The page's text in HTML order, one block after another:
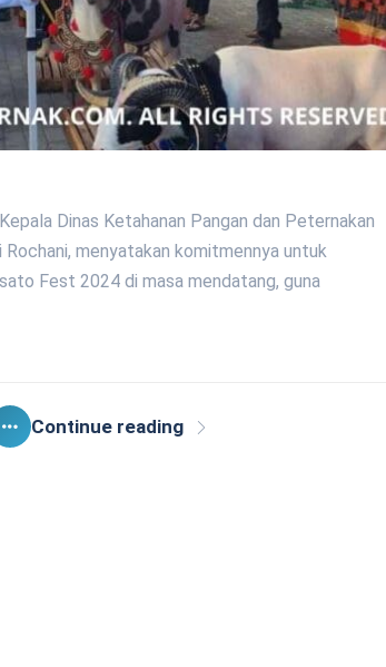
Dinas Ketahanan Pangan dan Peternakan
menyatakan komitmennya untuk
Fest 2024 di masa mendatang, guna
Continue reading